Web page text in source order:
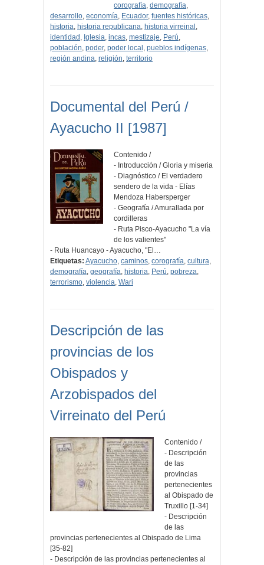
corografía,demografía,
desarrollo, economía, Ecuador, fuentes históricas,
historia, historia republicana, historia virreinal ,
identidad , Iglesia, incas, mestizaje, Perú,
población, poder, poder local , pueblos indígenas,
región andina, religión, territorio
Documental del Perú /
Ayacucho II [1987]
Contenido /
- Introducción / Gloria y miseria
- Diagnóstico / El verdadero
sendero de la vida - Elías
Mendoza Habersperger
- Geografía / Amurallada por
cordilleras
- Ruta Pisco-Ayacucho "La vía
de los valientes"
- Ruta Huancayo - Ayacucho, "El…
Etiquetas: Ayacucho, caminos, corografía, cultura,
demografía, geografía, historia, Perú, pobreza,
terrorismo, violencia, Wari
Descripción de las
provincias de los
Obispados y
Arzobispados del
Virreinato del Perú
Contenido /
- Descripción
de las
provincias
pertenecientes
al Obispado de
Truxillo [1-34]
- Descripción
de las
provincias pertenecientes al Obispado de Lima
[35-82]
- Descripción de las provincias pertenecientes al